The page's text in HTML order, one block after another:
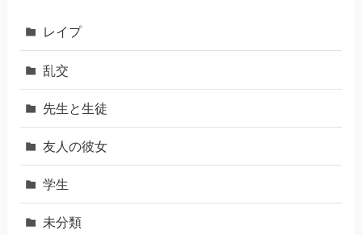
レイプ
乱交
先生と生徒
友人の彼女
学生
未分類